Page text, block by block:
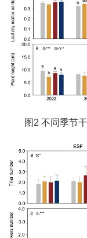
图2 不同季节